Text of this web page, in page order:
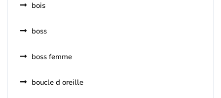
bois
boss
boss femme
boucle d oreille